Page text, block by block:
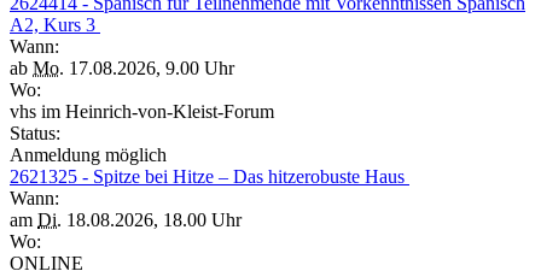
A2, Kurs 3
Wann:
ab Mo. 17.08.2026, 9.00 Uhr
Wo:
vhs im Heinrich-von-Kleist-Forum
Status:
Anmeldung möglich
2621325 - Spitze bei Hitze – Das hitzerobuste Haus
Wann:
am Di. 18.08.2026, 18.00 Uhr
Wo:
ONLINE